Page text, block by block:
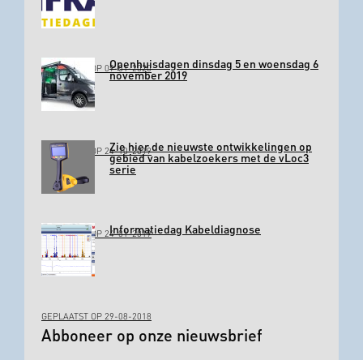
GEPLAATST OP 09-01-2020Openhuisdagen dinsdag 5 en woensdag 6
november 2019
GEPLAATST OP 24-10-2019Zie hier de nieuwste ontwikkelingen op
gebied van kabelzoekers met de vLoc3
serie
GEPLAATST OP 24-01-2019Informatiedag Kabeldiagnose
GEPLAATST OP 29-08-2018
Abboneer op onze nieuwsbrief